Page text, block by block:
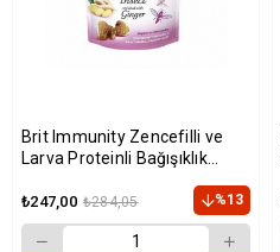
Brit Immunity Zencefilli ve
Larva Proteinli Bağışıklık
gr
₺247,00 ₺284,05 %13